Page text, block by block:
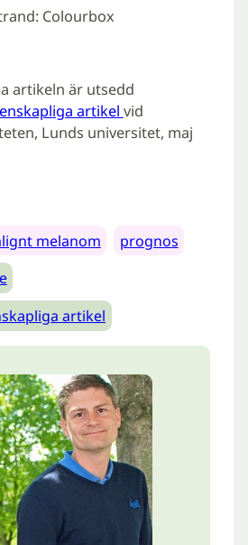
Colourbox
artikeln är utsedd
artikel vid
Lunds universitet, maj
melanom
prognos
artikel